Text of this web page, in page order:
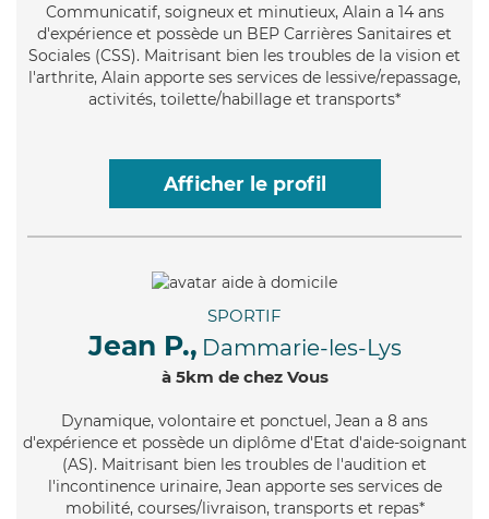
Communicatif, soigneux et minutieux, Alain a 14 ans
d'expérience et possède un BEP Carrières Sanitaires et
Sociales (CSS). Maitrisant bien les troubles de la vision et
l'arthrite, Alain apporte ses services de lessive/repassage,
activités, toilette/habillage et transports*
Afficher le profil
SPORTIF
Jean P., Dammarie-les-Lys
à 5km de chez Vous
Dynamique, volontaire et ponctuel, Jean a 8 ans
d'expérience et possède un diplôme d'Etat d'aide-soignant
(AS). Maitrisant bien les troubles de l'audition et
l'incontinence urinaire, Jean apporte ses services de
mobilité, courses/livraison, transports et repas*